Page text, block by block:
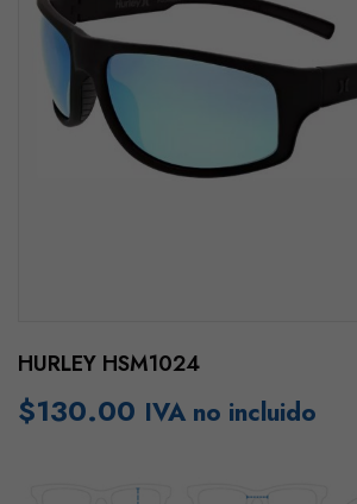
HURLEY HSM1024
$130.00 IVA no incluido